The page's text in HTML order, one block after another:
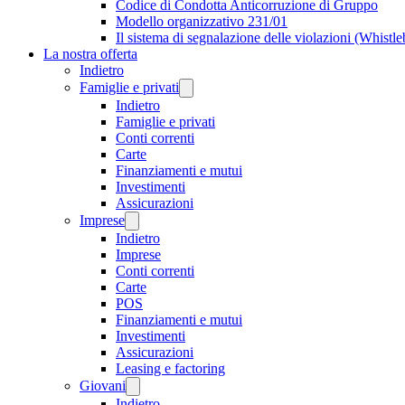
Codice di Condotta Anticorruzione di Gruppo
Modello organizzativo 231/01
Il sistema di segnalazione delle violazioni
La nostra offerta
Indietro
Famiglie e privati
Indietro
Famiglie e privati
Conti correnti
Carte
Finanziamenti e mutui
Investimenti
Assicurazioni
Imprese
Indietro
Imprese
Conti correnti
Carte
POS
Finanziamenti e mutui
Investimenti
Assicurazioni
Leasing e factoring
Giovani